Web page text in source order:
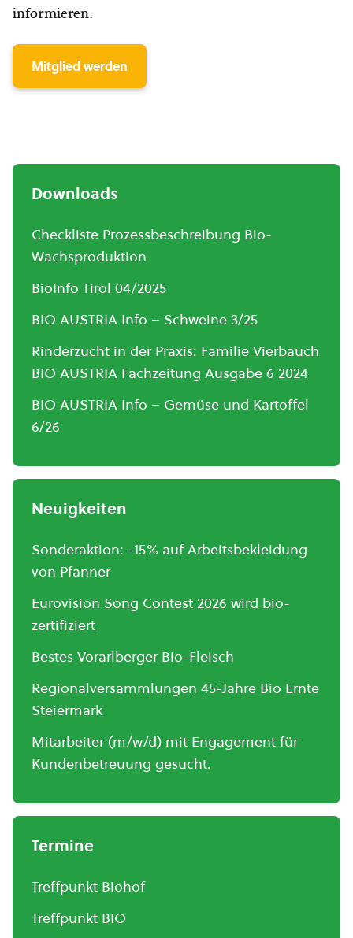
informieren.
Mitglied werden
Downloads
Checkliste Prozessbeschreibung Bio-
Wachsproduktion
BioInfo Tirol 04/2025
BIO AUSTRIA Info – Schweine 3/25
Rinderzucht in der Praxis: Familie Vierbauch
BIO AUSTRIA Fachzeitung Ausgabe 6 2024
BIO AUSTRIA Info – Gemüse und Kartoffel
6/26
Neuigkeiten
Sonderaktion: -15% auf Arbeitsbekleidung
von Pfanner
Eurovision Song Contest 2026 wird bio-
zertifiziert
Bestes Vorarlberger Bio-Fleisch
Regionalversammlungen 45-Jahre Bio Ernte
Steiermark
Mitarbeiter (m/w/d) mit Engagement für
Kundenbetreuung gesucht.
Termine
Treffpunkt Biohof
Treffpunkt BIO